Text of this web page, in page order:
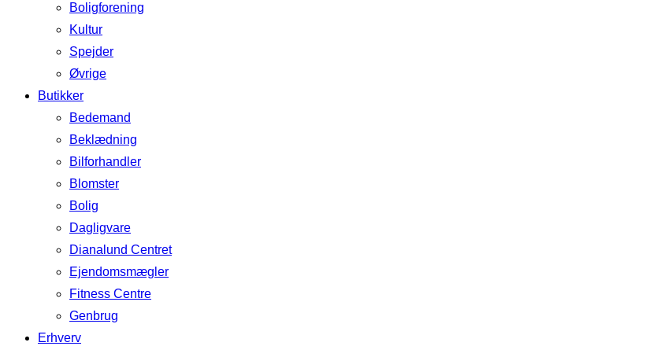
Boligforening
Kultur
Spejder
Øvrige
Butikker
Bedemand
Beklædning
Bilforhandler
Blomster
Bolig
Dagligvare
Dianalund Centret
Ejendomsmægler
Fitness Centre
Genbrug
Erhverv